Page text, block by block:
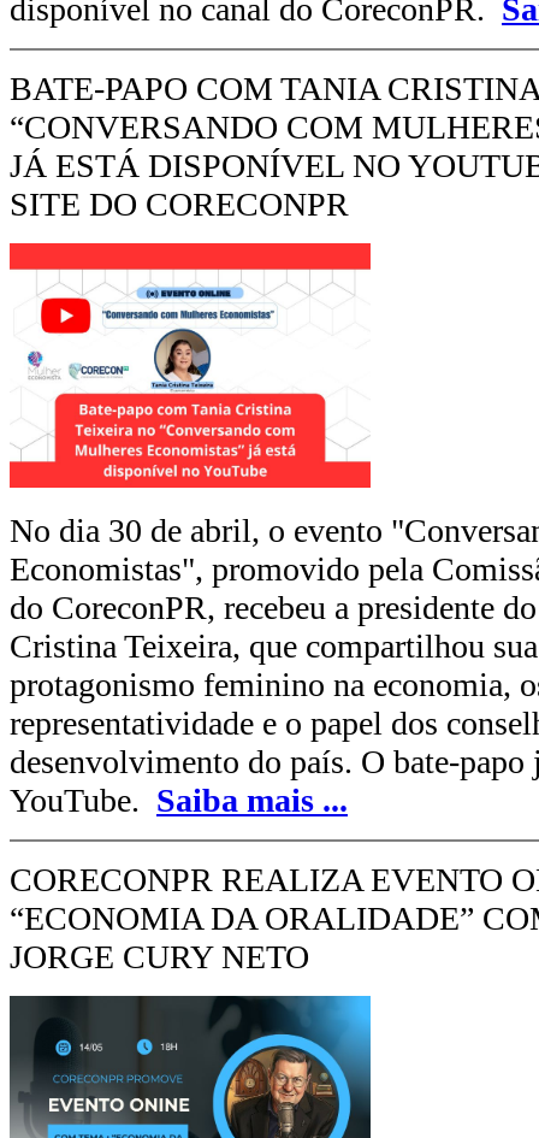
disponível no canal do CoreconPR.
BATE-PAPO COM TANIA
“CONVERSANDO COM
JÁ ESTÁ DISPONÍVEL NO
SITE DO CORECONPR
No dia 30 de abril, o evento
Economistas", promovido pela
do CoreconPR, recebeu a presidente
Cristina Teixeira, que compartilhou
protagonismo feminino na economia,
representatividade e o papel dos
desenvolvimento do país. O bate-
YouTube. Saiba mais ...
CORECONPR REALIZA EVENTO
“ECONOMIA DA ORALIDADE”
JORGE CURY NETO